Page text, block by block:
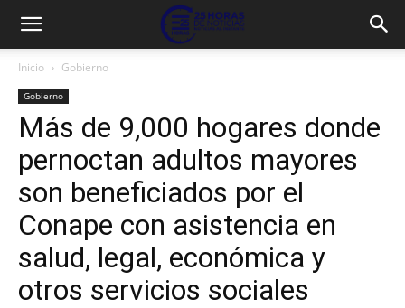
Inicio Gobierno
Gobierno
Más de 9,000 hogares donde
pernoctan adultos mayores
son beneficiados por el
Conape con asistencia en
salud, legal, económica y
otros servicios sociales